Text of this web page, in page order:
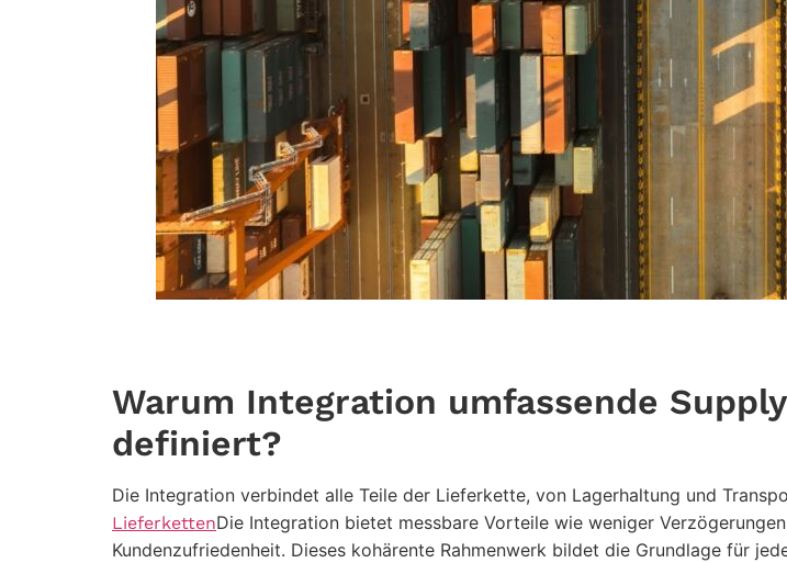
Warum Integration umfassende
definiert?
Die Integration verbindet alle Teile der Lieferkette, von Lagerhaltung und
LieferkettenDie Integration bietet messbare Vorteile wie weniger
Kundenzufriedenheit. Dieses kohärente Rahmenwerk bildet die Grundlage für